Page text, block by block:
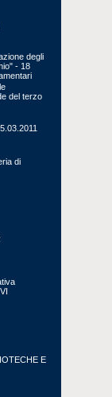
degli
- 18
del terzo
di
E